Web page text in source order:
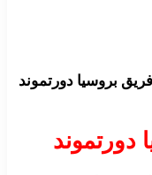
بروسيا دورتموند
دورتموند